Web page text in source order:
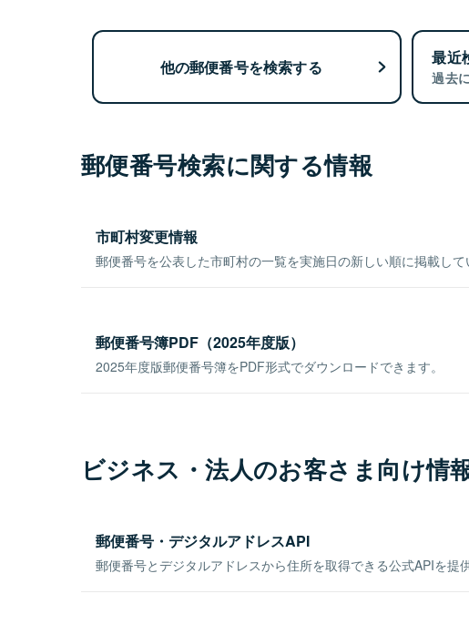
他の郵便番号を検索する 最近
過去
郵便番号検索に関する情報
市町村変更情報
郵便番号を公表した市町村の一覧を実施日の新しい順に掲載して
郵便番号簿PDF（2025年度版）
2025年度版郵便番号簿をPDF形式でダウンロードできます。
ビジネス・法人のお客さま向け情
郵便番号・デジタルアドレスAPI
郵便番号とデジタルアドレスから住所を取得できる公式APIを提供